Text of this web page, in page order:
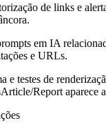
de links e
em IA
e URLs.
e testes de
Report aparece